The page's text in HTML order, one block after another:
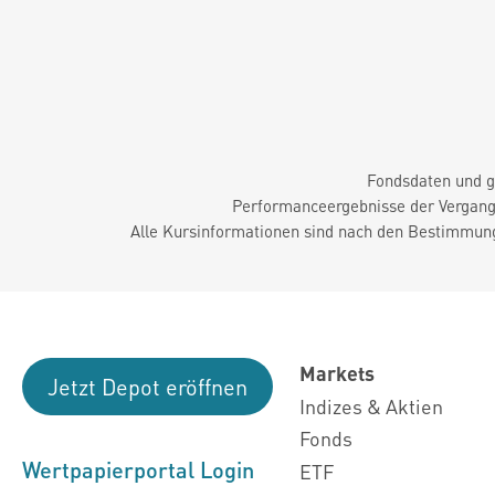
Fondsdaten und
Performanceergebnisse der
Alle Kursinformationen sind nach den
Jetzt Depot eröffnen
Wertpapierportal Login
Markets
Indizes & Aktien
Fonds
ETF